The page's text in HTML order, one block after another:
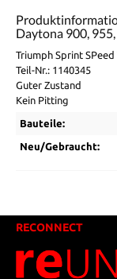
Daytona 900,
Triumph Sprint
Teil-Nr.: 1140345
Guter Zustand
Kein Pitting
Bauteile:
Neu/Gebraucht:
RECONNECT